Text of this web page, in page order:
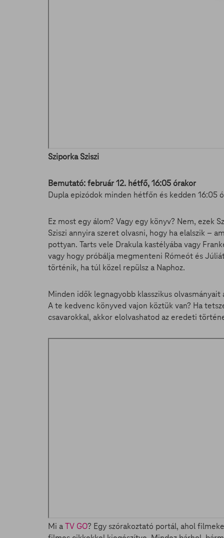
Sziporka Sziszi
Bemutató: február 12. hétfő, 16:05 órakor
Dupla epizódok minden hétfőn és kedden 16:05
Ez most egy álom? Vagy egy könyv? Nem, ezek
Sziszi annyira szeret olvasni, hogy ha elalszik –
pottyan. Tarts vele Drakula kastélyába vagy
vagy hogy próbálja megmenteni Rómeót és
történik, ha túl közel repülsz a Naphoz.
Minden idők legnagyobb klasszikus olvasmányait
A te kedvenc könyved vajon köztük van? Ha
csavarokkal, akkor elolvashatod az eredeti
Mi aTV GO? Egy szórakoztató portál, ahol